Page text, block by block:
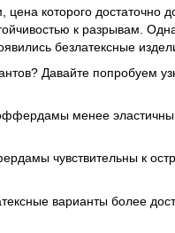
которого достаточно
к разрывам.
безлатексные
Давайте попробуем
менее
чувствительны к
варианты более